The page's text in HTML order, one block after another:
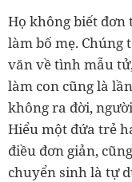
Họ không biết
làm bố mẹ.
văn về tình mẫu
làm con cũng là
không ra đời,
Hiểu một đứa trẻ
điều đơn giản,
chuyển sinh là tự